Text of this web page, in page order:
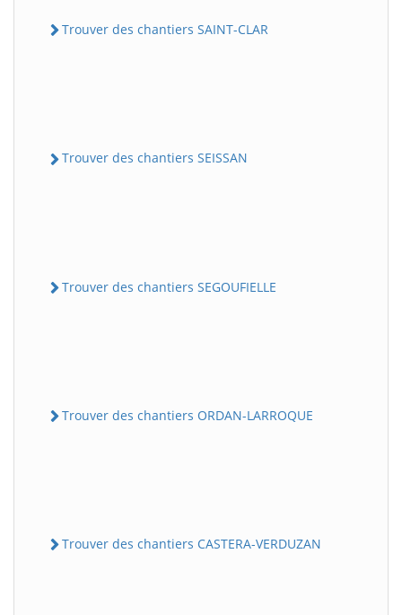
Trouver des chantiers SAINT-CLAR
Trouver des chantiers SEISSAN
Trouver des chantiers SEGOUFIELLE
Trouver des chantiers ORDAN-LARROQUE
Trouver des chantiers CASTERA-VERDUZAN